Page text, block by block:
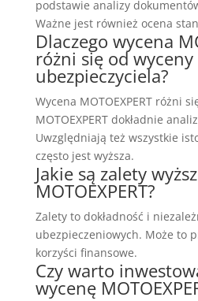
podstawie analizy
Ważne jest również ocena
Dlaczego wycena
różni się od wyceny
ubezpieczyciela?
Wycena MOTOEXPERT różni
MOTOEXPERT dokładnie
Uwzględniają też wszystkie
często jest wyższa.
Jakie są zalety
MOTOEXPERT?
Zalety to dokładność i
ubezpieczeniowych. Może to
korzyści finansowe.
Czy warto
wycenę